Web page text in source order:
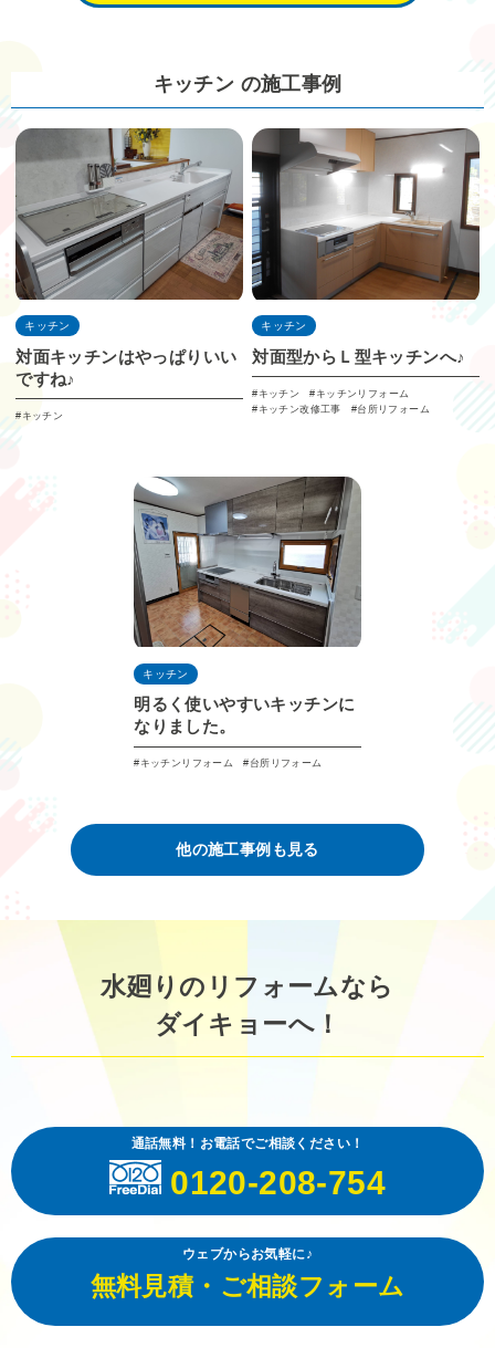
キッチン の施工事例
キッチン
対面キッチンはやっぱりいい
ですね♪
キッチン
キッチン
対面型からＬ型キッチンへ♪
キッチン
キッチンリフォーム
キッチン改修工事
台所リフォーム
キッチン
明るく使いやすいキッチンに
なりました。
キッチンリフォーム 台所リフォーム
他の施⼯事例も見る
水廻りのリフォームなら
ダイキョーへ！
通話無料！お電話でご相談ください！
0120-208-754
ウェブからお気軽に♪
無料見積・ご相談フォーム